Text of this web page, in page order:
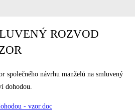
ROZVOD
společného návrhu manželů na smluvený
dohodou.
- vzor.doc